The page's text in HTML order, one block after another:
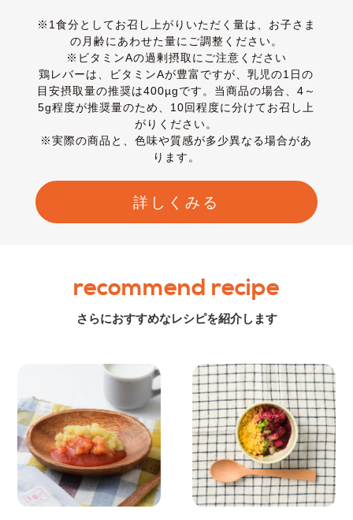
※1食分としてお召し上がりいただく量は、お子さま
の月齢にあわせた量にご調整ください。
※ビタミンAの過剰摂取にご注意ください
鶏レバーは、ビタミンAが豊富ですが、乳児の1日の
目安摂取量の推奨は400µgです。当商品の場合、4～
5g程度が推奨量のため、10回程度に分けてお召し上
がりください。
※実際の商品と、色味や質感が多少異なる場合があ
ります。
詳しくみる
recommend recipe
さらにおすすめなレシピを紹介します